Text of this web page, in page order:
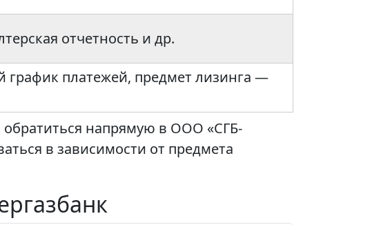
отчетность и др.
график платежей, предмет лизинга —
обратиться напрямую в ООО «СГБ-
в зависимости от предмета